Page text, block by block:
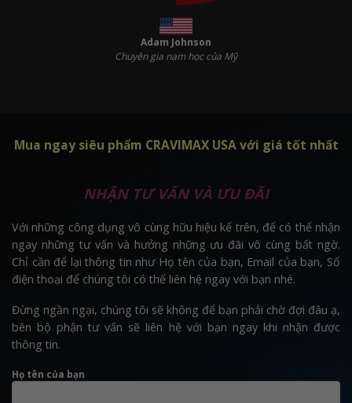
Adam Johnson
Chuyên gia nam học của Mỹ
Mua ngay siêu phẩm CRAVIMAX USA với giá tốt nhất
NHẬN TƯ VẤN VÀ ƯU ĐÃI
Với những công dụng vô cùng hữu hiệu kể trên, để có thể nhận
ngay những tư vấn và hưởng những ưu đãi vô cùng bất ngờ.
Chỉ cần để lại thông tin như Họ tên của bạn, Email của bạn, Số
điện thoại để chúng tôi có thể liên hệ ngay với bạn nhé.
Đừng ngần ngại, chúng tôi sẽ không để bạn phải chờ đợi đâu ạ,
bên bộ phận tư vấn sẽ liên hệ với bạn ngay khi nhận được
thông tin.
Họ tên của bạn